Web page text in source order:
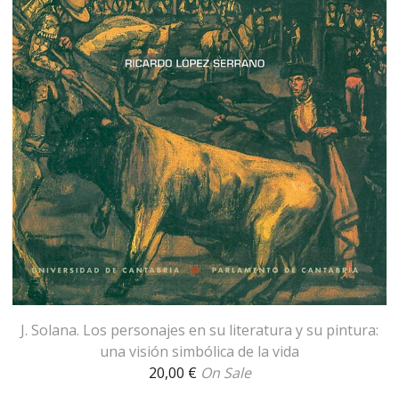
J. Solana. Los personajes en su literatura y su pintura:
una visión simbólica de la vida
20,00 € On Sale